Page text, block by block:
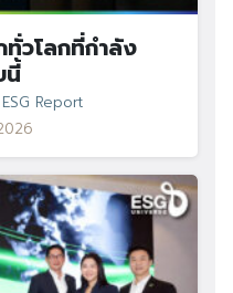
วโลกที่กำลัง
นี้
ESG Report